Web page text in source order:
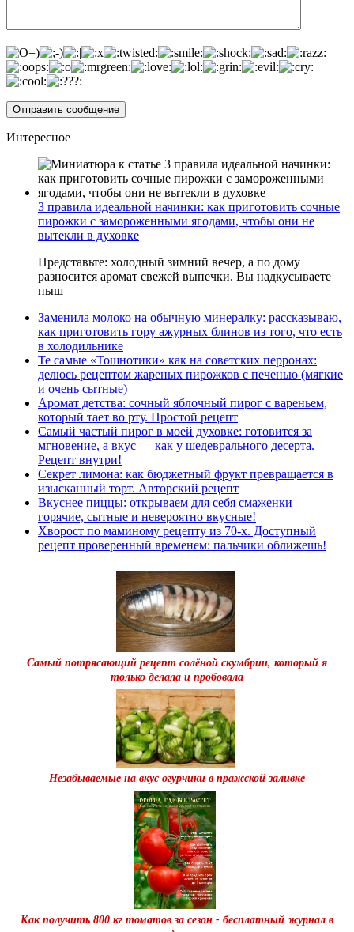
Интересное
3 правила идеальной начинки: как приготовить сочные
пирожки с замороженными ягодами, чтобы они не
вытекли в духовке
Представьте: холодный зимний вечер, а по дому
разносится аромат свежей выпечки. Вы надкусываете
пыш
Заменила молоко на обычную минералку: рассказываю,
как приготовить гору ажурных блинов из того, что есть
в холодильнике
Те самые «Тошнотики» как на советских перронах:
делюсь рецептом жареных пирожков с печенью (мягкие
и очень сытные)
Аромат детства: сочный яблочный пирог с вареньем,
который тает во рту. Простой рецепт
Самый частый пирог в моей духовке: готовится за
мгновение, а вкус — как у шедеврального десерта.
Рецепт внутри!
Секрет лимона: как бюджетный фрукт превращается в
изысканный торт. Авторский рецепт
Вкуснее пиццы: открываем для себя смаженки —
горячие, сытные и невероятно вкусные!
Хворост по маминому рецепту из 70-х. Доступный
рецепт проверенный временем: пальчики оближешь!
Самый потрясающий рецепт солёной скумбрии, который я
только делала и пробовала
Незабываемые на вкус огурчики в пражской заливке
Как получить 800 кг томатов за сезон - бесплатный журнал в